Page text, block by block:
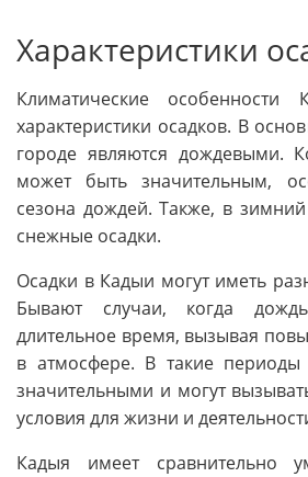
Характеристики
Климатические
характеристики осадков. В
городе являются дождевыми.
может быть значительным,
сезона дождей. Также, в
снежные осадки.
Осадки в Кадыи могут иметь
Бывают случаи, когда
длительное время, вызывая
в атмосфере. В такие периоды
значительными и могут
условия для жизни и
Кадыя имеет сравнительно